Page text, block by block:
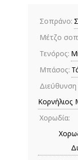
Σοπράνο:
Μέτζο
Τενόρος:
Μπάσος:
Κορνήλιος
Χορωδία: